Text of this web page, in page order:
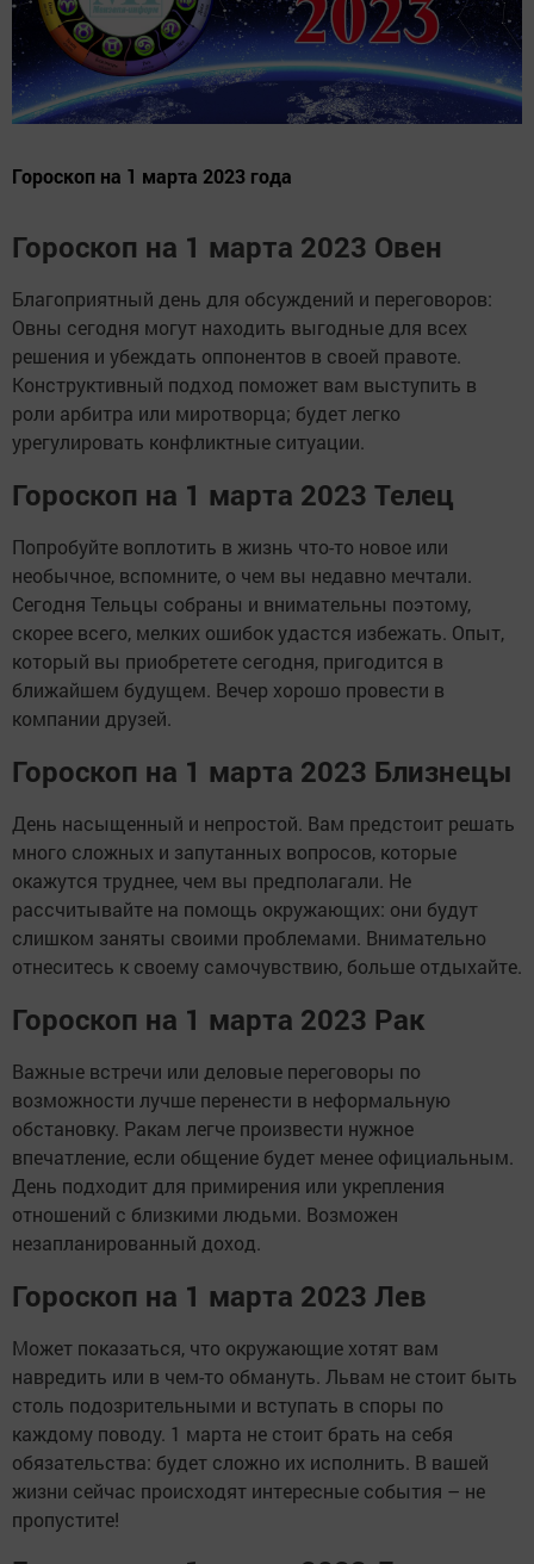
Гороскоп на 1 марта 2023 года
Гороскоп на 1 марта 2023 Овен
Благоприятный день для обсуждений и переговоров:
Овны сегодня могут находить выгодные для всех
решения и убеждать оппонентов в своей правоте.
Конструктивный подход поможет вам выступить в
роли арбитра или миротворца; будет легко
урегулировать конфликтные ситуации.
Гороскоп на 1 марта 2023 Телец
Попробуйте воплотить в жизнь что-то новое или
необычное, вспомните, о чем вы недавно мечтали.
Сегодня Тельцы собраны и внимательны поэтому,
скорее всего, мелких ошибок удастся избежать. Опыт,
который вы приобретете сегодня, пригодится в
ближайшем будущем. Вечер хорошо провести в
компании друзей.
Гороскоп на 1 марта 2023 Близнецы
День насыщенный и непростой. Вам предстоит решать
много сложных и запутанных вопросов, которые
окажутся труднее, чем вы предполагали. Не
рассчитывайте на помощь окружающих: они будут
слишком заняты своими проблемами. Внимательно
отнеситесь к своему самочувствию, больше отдыхайте.
Гороскоп на 1 марта 2023 Рак
Важные встречи или деловые переговоры по
возможности лучше перенести в неформальную
обстановку. Ракам легче произвести нужное
впечатление, если общение будет менее официальным.
День подходит для примирения или укрепления
отношений с близкими людьми. Возможен
незапланированный доход.
Гороскоп на 1 марта 2023 Лев
Может показаться, что окружающие хотят вам
навредить или в чем-то обмануть. Львам не стоит быть
столь подозрительными и вступать в споры по
каждому поводу. 1 марта не стоит брать на себя
обязательства: будет сложно их исполнить. В вашей
жизни сейчас происходят интересные события – не
пропустите!